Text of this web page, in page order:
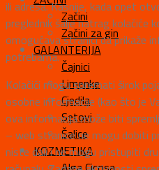
Začini
Začini za gin
GALANTERIJA
Čajnici
Limenke
Cjedila
Setovi
Šalice
KOZMETIKA
ili adresa. Kasnije, kada opet
preglednik šalje natrag kolačiće
omogućava stranici da prikaže
potrebama.
Kolačići mogu spremati širok
osobne informacije (kao što je
ova informacija može biti
– web stranice ne mogu dobiti
niste dali i ne mogu pristupiti